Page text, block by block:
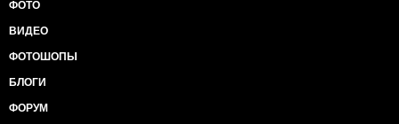
ФОТО
ВИДЕО
ФОТОШОПЫ
БЛОГИ
ФОРУМ